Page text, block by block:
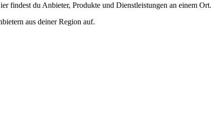
findest du Anbieter, Produkte und Dienstleistungen an einem Ort.
aus deiner Region auf.